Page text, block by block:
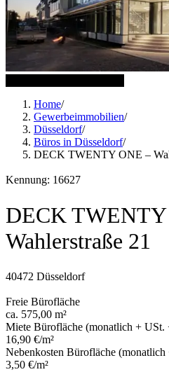
Home/
Gewerbeimmobilien/
Düsseldorf/
Büros in Düsseldorf/
DECK TWENTY ONE –
Kennung: 16627
DECK
Wahlerstraße 21
40472 Düsseldorf
Freie Bürofläche
ca. 575,00 m²
Miete Bürofläche (monatlich +
16,90 €/m²
Nebenkosten Bürofläche
3,50 €/m²